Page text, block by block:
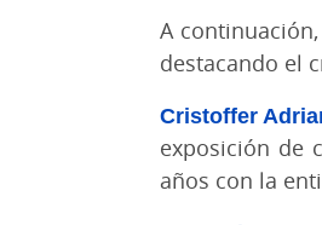
A continuación,
destacando el
Cristoffer
exposición de
años con la